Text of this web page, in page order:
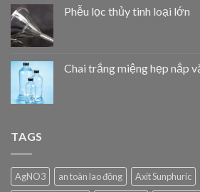
Phễu lọc thủy tinh loại lớn
Chai trắng miệng hẹp nắp
TAGS
AgNO3 an toàn lao động Axit Sunphuric